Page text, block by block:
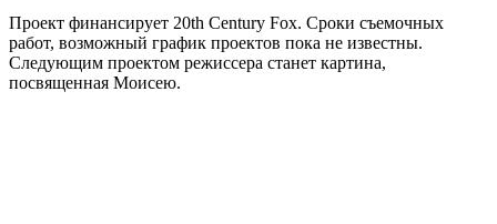
Проект финансирует 20th Century Fox. Сроки съемочных
работ, возможный график проектов пока не известны.
Следующим проектом режиссера станет картина,
посвященная Моисею.